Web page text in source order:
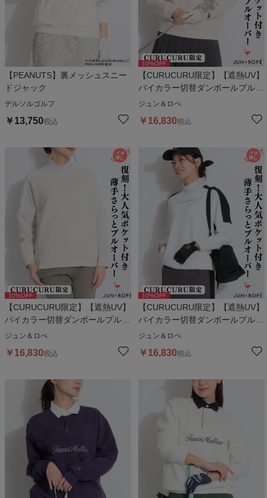
【PEANUTS】裏メッシュスニー
ドジャック
デルソルゴルフ
￥ 13,750税込
10%OFF
【CURUCURU限定】【遮熱UV】
バイカラー切替ダンボールプルオ
ーバー
ジュン＆ロぺ
￥ 16,830税込
10%OFF
【CURUCURU限定】【遮熱UV】
バイカラー切替ダンボールプルオ
ーバー
ジュン＆ロぺ
￥ 16,830税込
10%OFF
【CURUCURU限定】【遮熱UV】
バイカラー切替ダンボールプルオ
ーバー
ジュン＆ロぺ
￥ 16,830税込